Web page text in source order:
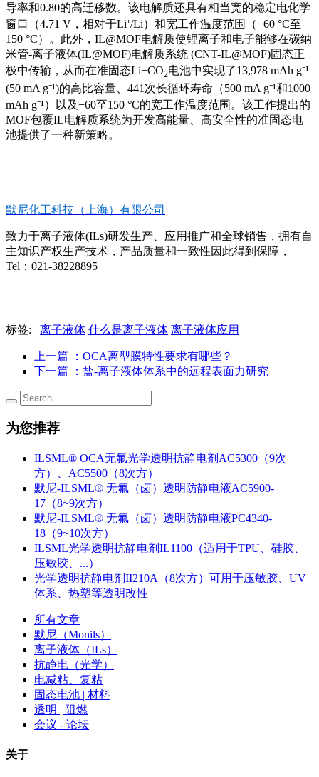
导率和0.80的高迁移数。该电解质还具有相当宽的稳定电化学
窗口（4.71 V，相对于Li⁺/Li）和宽工作温度范围（−60 °C至
150 °C）。此外，IL@MOF电解质使锂离子和电子能够在碳纳
米管-离子液体(IL@MOF)电解质系统 (CNT-IL@MOF)固态正
极中传输，从而在准固态Li−CO2电池中实现了13,978 mAh g⁻¹
(50 mA g⁻¹)的高比容量、441次长循环寿命（500 mA g⁻¹和1000
mAh g⁻¹）以及−60至150 °C的宽工作温度范围。该工作提出的
MOF包覆IL电解质系统为开发高能量、高安全性的准固态电
池提供了一种新策略。
默尼化工科技（上海）有限公司
致力于离子液体(ILs)研发生产、应用推广和全球销售，拥有自
主知识产权生产技术，产品质量和一致性因此得到保障，
Tel：021-38228895
标签: 离子液体 什么是离子液体 离子液体应用
上一篇
：OCA离型膜特性要求有哪些？
下一篇
：盐-离子液体体系中的远程表面力研究
为您推荐
ILSML® OCA无氟光学透明抗静电剂AC5300（9次
方）、AC5500（8次方）
默尼-ILSML® 无氟（卤）透明防静电液AC5900-
17（8~9次方）
默尼-ILSML® 无氟（卤）透明防静电液PC4340-
18（9~10次方）
ILSML光学透明抗静电剂IL1100（适用于TPU、硅胶、
压敏胶、...）
光学透明抗静电剂II210A（8次方）可用于压敏胶、UV
体系、热塑等透明改性
所有文章
默尼（Monils）
离子液体（ILs）
抗静电（光学）
电减粘、复粘
固态电池 | 材料
透明 | 阻燃
会议 - 论坛
关于